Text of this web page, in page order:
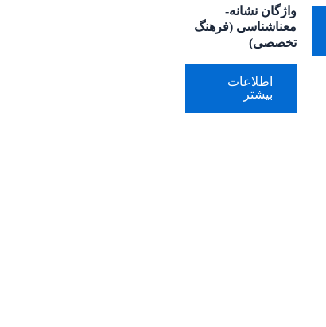
واژگان نشانه-
معناشناسی (فرهنگ
تخصصی)
اطلاعات
بیشتر